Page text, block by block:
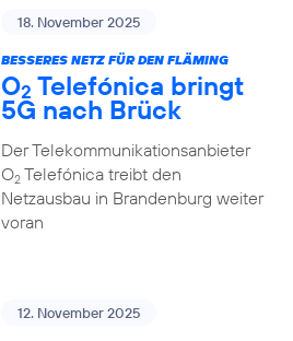
18. November 2025
BESSERES NETZ FÜR DEN FLÄMING
O2 Telefónica bringt
5G nach Brück
Der Telekommunikationsanbieter
O2Telefónica treibt den
Netzausbau in Brandenburg weiter
voran
12. November 2025